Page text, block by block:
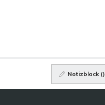
Notizblock ()